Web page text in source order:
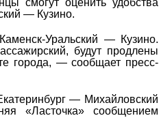
смогут оценить удобства
— Кузино.
Уральский — Кузино.
будут продлены
города, — сообщает пресс-
— Михайловский
«Ласточка» сообщением